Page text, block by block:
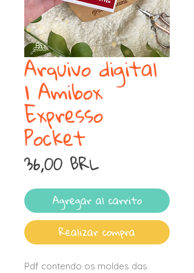
Arquivo digital
| Amibox
Expresso
Pocket
36,00 BRL
Agregar al carrito
Realizar compra
Pdf contendo os moldes das